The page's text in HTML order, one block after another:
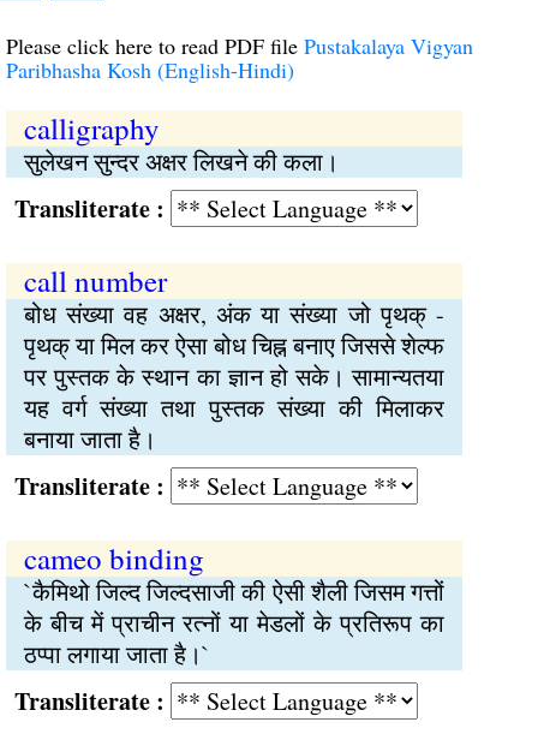
Please click here to read PDF file Pustakalaya Vigyan
Paribhasha Kosh (English-Hindi)
calligraphy
सुलेखन सुन्दर अक्षर लिखने की कला।
:
call number
बोध संख्या वह अक्षर, अंक या संख्या जो पृथक् -
पृथक् या मिल कर ऐसा बोध चिह्न बनाए जिससे शेल्फ
पर पुस्तक के स्थान का ज्ञान हो सके। सामान्यतया
यह वर्ग संख्या तथा पुस्तक संख्या की मिलाकर
बनाया जाता है।
:
cameo binding
`कैमिथो जिल्द जिल्दसाजी की ऐसी शैली जिसम गत्तों
के बीच में प्राचीन रत्नों या मेडलों के प्रतिरूप का
ठप्पा लगाया जाता है।`
: